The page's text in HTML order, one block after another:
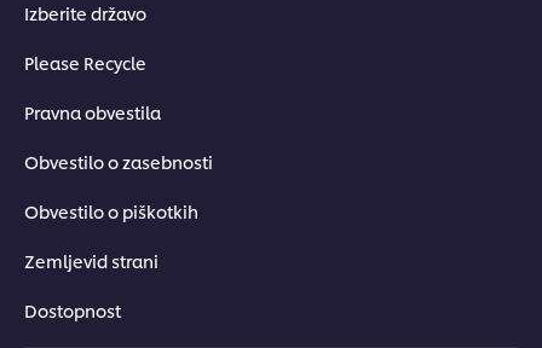
Izberite državo
Please Recycle
Pravna obvestila
Obvestilo o zasebnosti
Obvestilo o piškotkih
Zemljevid strani
Dostopnost